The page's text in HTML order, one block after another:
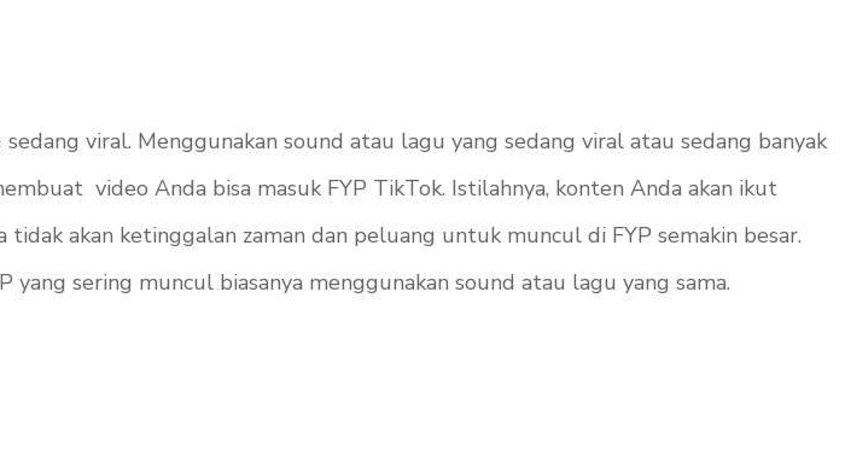
viral. Menggunakan sound atau lagu yang sedang viral atau sedang banyak
video Anda bisa masuk FYP TikTok. Istilahnya, konten Anda akan ikut
akan ketinggalan zaman dan peluang untuk muncul di FYP semakin besar.
yang sering muncul biasanya menggunakan sound atau lagu yang sama.